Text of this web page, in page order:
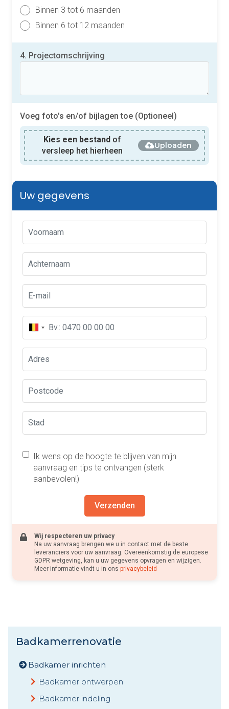
Binnen 3 tot 6 maanden
Binnen 6 tot 12 maanden
4. Projectomschrijving
Voeg foto's en/of bijlagen toe (Optioneel)
Kies een bestand of
versleep het hierheen
Uploaden
Uw gegevens
Ik wens op de hoogte te blijven van mijn
aanvraag en tips te ontvangen (sterk
aanbevolen!)
Verzenden
Wij respecteren uw privacy
Na uw aanvraag brengen we u in contact met de beste
leveranciers voor uw aanvraag. Overeenkomstig de europese
GDPR wetgeving, kan u uw gegevens opvragen en wijzigen.
Meer informatie vindt u in ons privacybeleid
Badkamerrenovatie
Badkamer inrichten
Badkamer ontwerpen
Badkamer indeling